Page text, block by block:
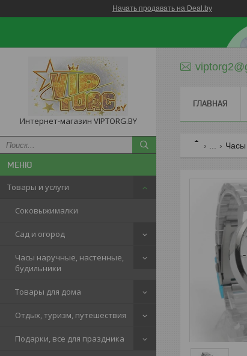
Начать продавать на Deal.by
Интернет-магазин VIPTORG.BY
Товары и услуги
Соковыжималки
Сад и огород
Часы наручные, настенные,
будильники
Товары для дома
Отдых, туризм, путешествия
Подарки, все для праздника
ГЛАВНАЯ
Часы